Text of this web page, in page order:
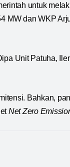
untuk
MW dan WKP
Unit Patuha,
Bahkan,
Net Zero